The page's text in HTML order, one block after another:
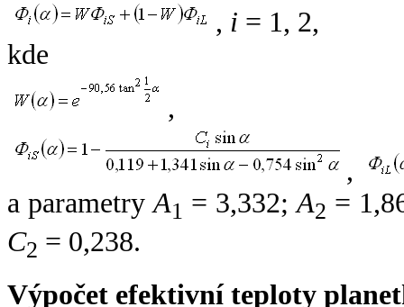
, i = 1, 2,
kde
,
,
a parametryA1 = 3,332;A2 =
C2 = 0,238.
Výpočet efektivní teploty